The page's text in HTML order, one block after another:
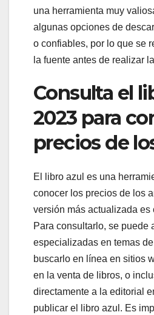
una herramienta muy
algunas opciones de
o confiables, por lo que se
la fuente antes de realizar
Consulta el
2023 para
precios de
El libro azul es una
conocer los precios de los
versión más actualizada es
Para consultarlo, se puede
especializadas en temas
buscarlo en línea en sitios
en la venta de libros, o
directamente a la editorial
publicar el libro azul. Es